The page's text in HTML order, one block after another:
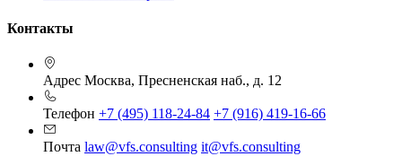
Контакты
Адрес Москва, Пресненская наб., д. 12
Телефон +7 (495) 118-24-84 +7 (916) 419-16-66
Почта law@vfs.consulting it@vfs.consulting